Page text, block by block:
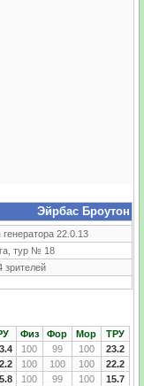
Эйрбас Броутон
22.0.13
тур № 18
зрителей
Физ Фор Мор
ТРУ
100 99 100
23.2
100 100 100
22.2
100 99 100
15.7